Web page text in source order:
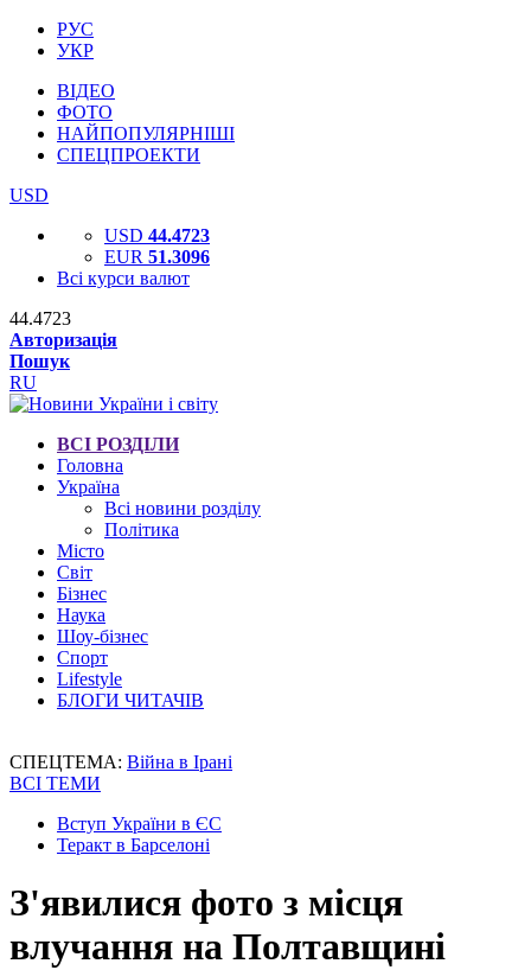
РУС
УКР
ВІДЕО
ФОТО
НАЙПОПУЛЯРНІШІ
СПЕЦПРОЕКТИ
USD
USD 44.4723
EUR 51.3096
Всі курси валют
44.4723
Авторизація
Пошук
RU
ВСІ РОЗДІЛИ
Головна
Україна
Всі новини розділу
Політика
Місто
Світ
Бізнес
Наука
Шоу-бізнес
Спорт
Lifestyle
БЛОГИ ЧИТАЧІВ
СПЕЦТЕМА: Війна в Ірані
ВСІ ТЕМИ
Вступ України в ЄС
Теракт в Барселоні
З'явилися фото з місця
влучання на Полтавщині